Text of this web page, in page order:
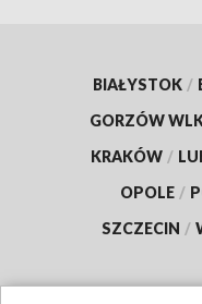
BIAŁYSTOK /
GORZÓW
KRAKÓW /
OPOLE /
SZCZECIN /